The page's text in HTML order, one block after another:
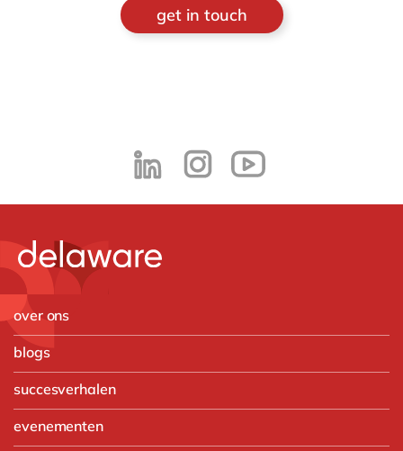
get in touch
over ons
blogs
succesverhalen
evenementen